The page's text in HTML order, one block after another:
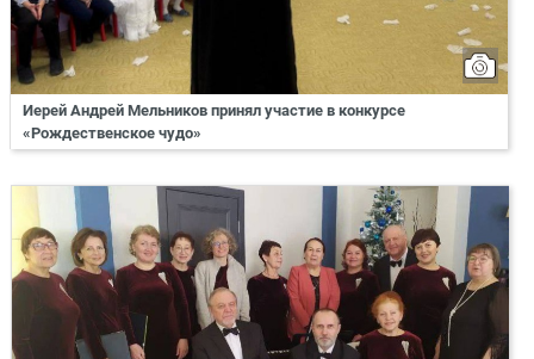
Иерей Андрей Мельников принял участие в конкурсе
«Рождественское чудо»